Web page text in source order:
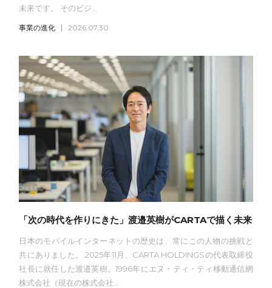
未来です。 そのビジ...
事業の進化 2026.07.30
「次の時代を作りにきた」渡邉英樹がCARTAで描く未来
日本のモバイルインターネットの歴史は、常にこの人物の挑戦と
共にありました。 2025年11月、CARTA HOLDINGSの代表取締役
社長に就任した渡邉英樹。1996年にエヌ・ティ・ティ移動通信網
株式会社（現在の株式会社...